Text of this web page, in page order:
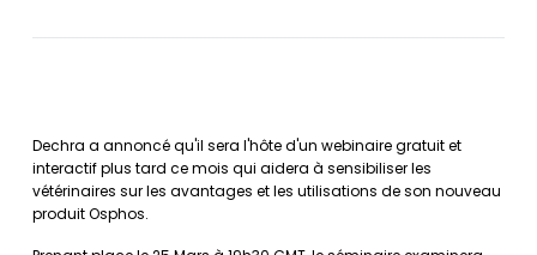
Dechra a annoncé qu'il sera l'hôte d'un webinaire gratuit et
interactif plus tard ce mois qui aidera à sensibiliser les
vétérinaires sur les avantages et les utilisations de son nouveau
produit Osphos.